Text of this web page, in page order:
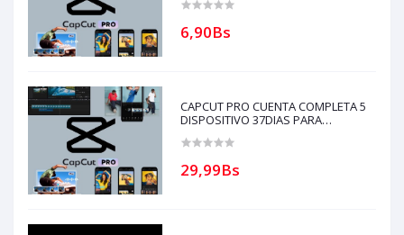
puede comprar, ) para soporte
6,90Bs
CAPCUT PRO CUENTA COMPLETA 5
DISPOSITIVO 37DIAS PARA
(solo con creditos puede comprar, )
Historial,
29,99Bs